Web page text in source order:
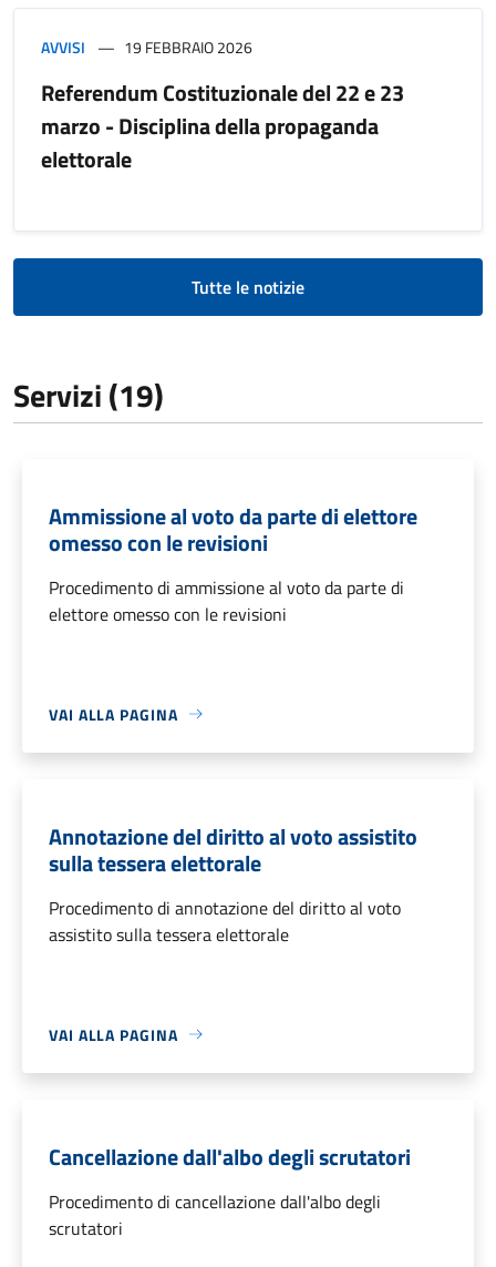
AVVISI 19 FEBBRAIO 2026
Referendum Costituzionale del 22 e 23
marzo - Disciplina della propaganda
elettorale
Tutte le notizie
Servizi (19)
Ammissione al voto da parte di elettore
omesso con le revisioni
Procedimento di ammissione al voto da parte di
elettore omesso con le revisioni
VAI ALLA PAGINA
Annotazione del diritto al voto assistito
sulla tessera elettorale
Procedimento di annotazione del diritto al voto
assistito sulla tessera elettorale
VAI ALLA PAGINA
Cancellazione dall'albo degli scrutatori
Procedimento di cancellazione dall'albo degli
scrutatori